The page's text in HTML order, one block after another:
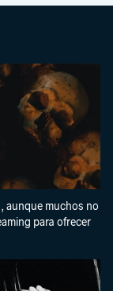
aunque muchos no
para ofrecer